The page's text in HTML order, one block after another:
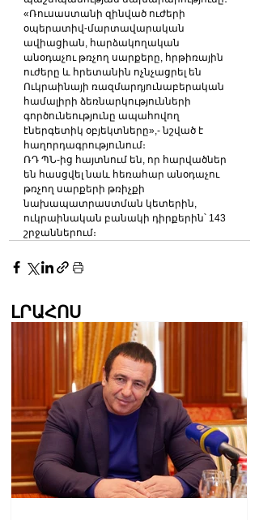
«Ռուսաստանի զինված ուժերի
օպերատիվ-մարտավարական
ավիացիան, հարձակողական
անօդաչու թռչող սարքերը, հրթիռային
ուժերը և հրետանին ոչնչացրել են
Ուկրաինայի ռազմարդյունաբերական
համալիրի ձեռնարկությունների
գործունեությունը ապահովող
էներգետիկ օբյեկտները»,- նշված է
հաղորդագրությունում։
ՌԴ ՊՆ-ից հայտնում են, որ հարվածներ
են հասցվել նաև հեռահար անօդաչու
թռչող սարքերի թռիչքի
նախապատրաստման կետերին,
ուկրաինական բանակի դիրքերին՝ 143
շրջաններում։
ԼՐԱՀՈՍ